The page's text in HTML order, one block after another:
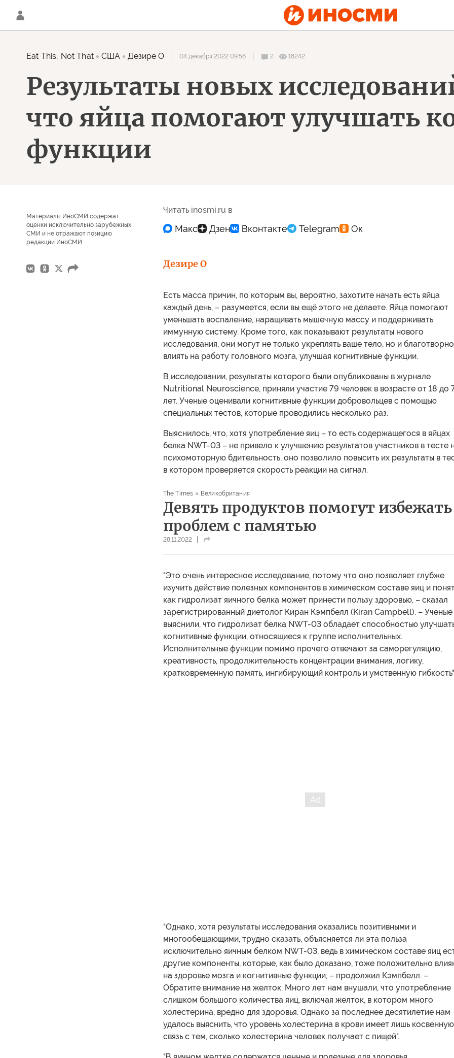
Eat This, Not That США Дезире О 04 декабря 2022 09:56 2 18242
Результаты новых
что яйца помогают улучшать
функции
Материалы ИноСМИ содержат
оценки исключительно зарубежных
СМИ и не отражают позицию
редакции ИноСМИ
Читать inosmi.ru в
Дезире О
Есть масса причин, по которым вы, вероятно, захотите начать есть яйца
каждый день, – разумеется, если вы ещё этого не делаете. Яйца помогают
уменьшать воспаление, наращивать мышечную массу и поддерживать
иммунную систему. Кроме того, как показывают результаты нового
исследования, они могут не только укреплять ваше тело, но и благотворно
влиять на работу головного мозга, улучшая когнитивные функции.
В исследовании, результаты которого были опубликованы в журнале
Nutritional Neuroscience, приняли участие 79 человек в возрасте от 18 до
лет. Ученые оценивали когнитивные функции добровольцев с помощью
специальных тестов, которые проводились несколько раз.
Выяснилось, что, хотя употребление яиц – то есть содержащегося в яйцах
белка NWT-03 – не привело к улучшению результатов участников в тесте
психомоторную бдительность, оно позволило повысить их результаты в
в котором проверяется скорость реакции на сигнал.
The Times Великобритания
Девять продуктов помогут избежать
проблем с памятью
28.11.2022
"Это очень интересное исследование, потому что оно позволяет глубже
изучить действие полезных компонентов в химическом составе яиц и
как гидролизат яичного белка может принести пользу здоровью, – сказал
зарегистрированный диетолог Киран Кэмпбелл (Kiran Campbell). – Ученые
выяснили, что гидролизат белка NWT-03 обладает способностью
когнитивные функции, относящиеся к группе исполнительных.
Исполнительные функции помимо прочего отвечают за саморегуляцию,
креативность, продолжительность концентрации внимания, логику,
кратковременную память, ингибирующий контроль и умственную
"Однако, хотя результаты исследования оказались позитивными и
многообещающими, трудно сказать, объясняется ли эта польза
исключительно яичным белком NWT-03, ведь в химическом составе яиц
другие компоненты, которые, как было доказано, тоже положительно
на здоровье мозга и когнитивные функции, – продолжил Кэмпбелл. –
Обратите внимание на желток. Много лет нам внушали, что употребление
слишком большого количества яиц, включая желток, в котором много
холестерина, вредно для здоровья. Однако за последнее десятилетие нам
удалось выяснить, что уровень холестерина в крови имеет лишь косвенную
связь с тем, сколько холестерина человек получает с пищей".